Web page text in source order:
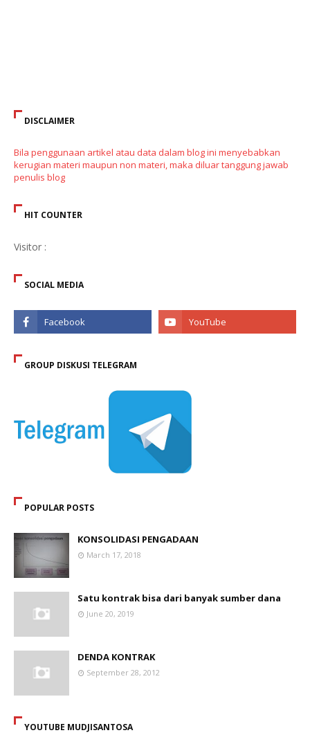
DISCLAIMER
Bila penggunaan artikel atau data dalam blog ini menyebabkan
kerugian materi maupun non materi, maka diluar tanggung jawab
penulis blog
HIT COUNTER
Visitor :
SOCIAL MEDIA
GROUP DISKUSI TELEGRAM
POPULAR POSTS
KONSOLIDASI PENGADAAN
March 17, 2018
Satu kontrak bisa dari banyak sumber dana
June 20, 2019
DENDA KONTRAK
September 28, 2012
YOUTUBE MUDJISANTOSA